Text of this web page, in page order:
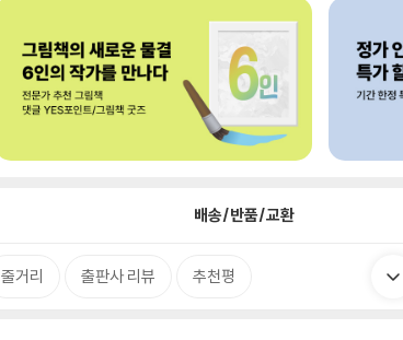
배송/반품/교환
줄거리 출판사 리뷰 추천평